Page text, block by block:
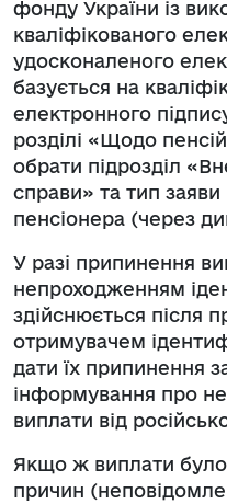
фонду України із
кваліфікованого
удосконаленого
базується на
електронного
розділі «Щодо
обрати підрозділ
справи» та тип заяви
пенсіонера (через
У разі припинення
непроходженням
здійснюється після
отримувачем
дати їх припинення
інформування про
виплати від
Якщо ж виплати
причин